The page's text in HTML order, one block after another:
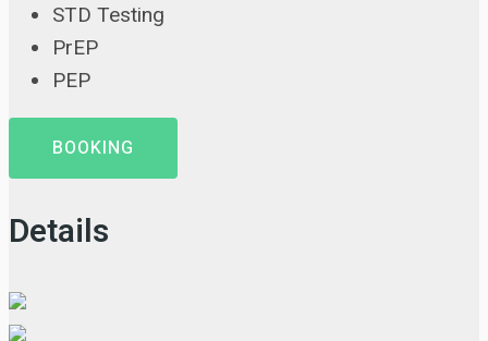
STD Testing
PrEP
PEP
BOOKING
Details